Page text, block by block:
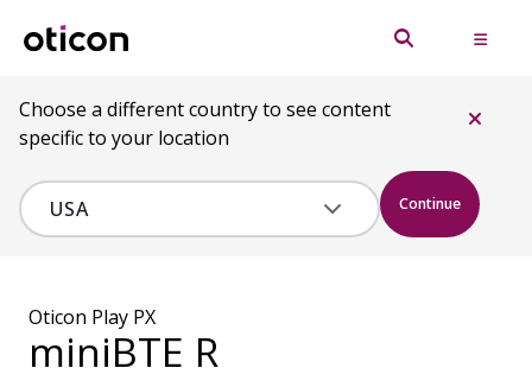
Choose a different country to see content
specific to your location
Continue
Oticon Play PX
miniBTE R